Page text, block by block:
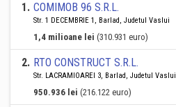
1. COMIMOB 96 S.R.L.
Str. 1 DECEMBRIE 1, Barlad, Judetul Vaslui
1,4 milioane lei (310.931 euro)
2. RTO CONSTRUCT S.R.L.
Str. LACRAMIOAREI 3, Barlad, Judetul Vaslui
950.936 lei (216.122 euro)